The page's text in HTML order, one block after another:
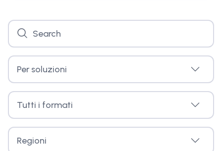
Per soluzioni
Tutti i formati
Regioni